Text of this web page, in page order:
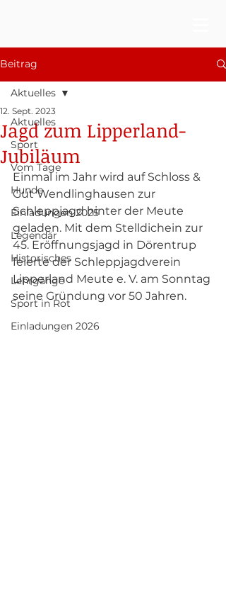
Beitrag
Aktuelles
Sport
Vom Tage
Hunde
Einladungen 2025
Legendär
Historisches
Lehrgänge
Sport in Rot
Einladungen 2026
Aktuelles
Jagd zum Lipperland-
Jubiläum
12. Sept. 2023
Einmal im Jahr wird auf Schloss &
Gut Wendlinghausen zur
Schleppjagd hinter der Meute
geladen. Mit dem Stelldichein zur
45. Eröffnungsjagd in Dörentrup
feierte der Schleppjagdverein
Lipperland Meute e. V. am Sonntag
seine Gründung vor 50 Jahren.